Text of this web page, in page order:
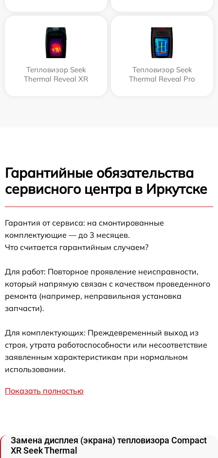
Тепловизор Seek
Thermal Reveal XR
Тепловизор Seek
Thermal Reveal Pro
Гарантийные обязательства
сервисного центра в Иркутске
Гарантия от сервиса: на смонтированные
комплектующие — до 3 месяцев.
Что считается гарантийным случаем?
Для работ: Повторное проявление неисправности,
который напрямую связан с качеством проведенного
ремонта (например, неправильная установка
запчасти).
Для комплектующих: Преждевременный выход из
строя, утрата работоспособности или несоответствие
заявленным характеристикам при нормальном
использовании.
Показать полностью
Замена дисплея (экрана) тепловизора Compact
XR Seek Thermal